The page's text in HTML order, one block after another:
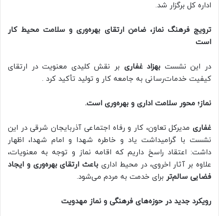
اداره‌ کل برگزار شد.
ترویج فرهنگ نماز، ضامن ارتقای بهره‌وری و سلامت محیط کار
است
در این نشست بهزاد غفاری بر نقش کلیدی معنویت در ارتقای
کیفیت خدمات‌رسانی به جامعه کار و تولید تأکید کرد .
نماز؛ محور سلامت اداری و بهره‌وری است.
غفاری مدیرکل تعاون، کار و رفاه اجتماعی آذربایجان شرقی در این
نشست با گرامیداشت یاد و خاطره شهدا و امام شهدا، اظهار
داشت: اعتقاد راسخ داریم که اقامه نماز و توجه به معنویات،
علاوه بر آثار اخروی، در محیط اداری باعث ارتقای بهره‌وری و ایجاد
فضایی سالم‌تر برای خدمت به مردم می‌شود.
رویکرد جدید در حوزه‌های فرهنگی و نماز مهدویت